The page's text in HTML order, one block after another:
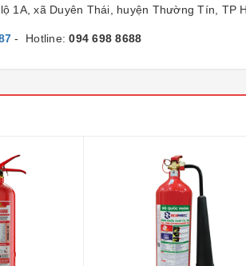
1A, xã Duyên Thái, huyện Thường Tín, TP
- Hotline:094 698 8688